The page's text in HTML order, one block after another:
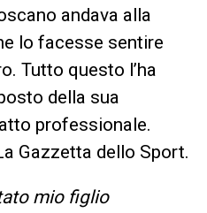
andava alla
lo facesse sentire
Tutto questo l’ha
della sua
professionale.
Gazzetta dello Sport.
mio figlio